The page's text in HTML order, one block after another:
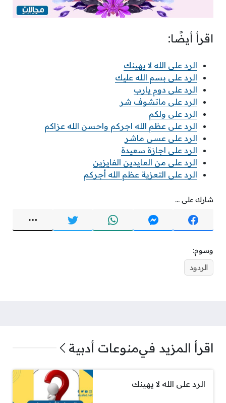
اقرأ أيضًا:
الرد على الله لا يهينك
الرد على بسم الله عليك
الرد على دوم يارب
الرد على ماتشوف شر
الرد على ولكم
الرد على عظم الله اجركم واحسن الله عزاكم
الرد على عسى ماشر
الرد على اجازة سعيدة
الرد على من العايدين الفايزين
الرد على التعزية عظم الله أجركم
شارك على ...
وسوم:
الردود
اقرأ المزيد فيمنوعات أدبية
الرد على الله لا يهينك